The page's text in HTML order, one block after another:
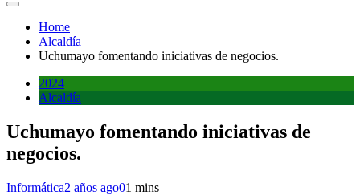
Home
Alcaldía
Uchumayo fomentando iniciativas de negocios.
2024
Alcaldía
Uchumayo fomentando iniciativas de
negocios.
Informática2 años ago01 mins